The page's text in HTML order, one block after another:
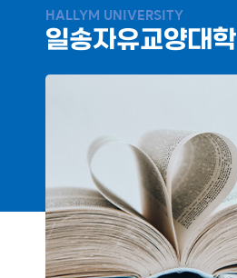
HALLYM UNIVERSITY
일송자유교양대학